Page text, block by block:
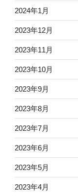
2024年1月
2023年12月
2023年11月
2023年10月
2023年9月
2023年8月
2023年7月
2023年6月
2023年5月
2023年4月